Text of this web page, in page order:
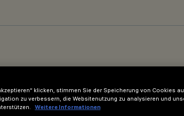
klicken, stimmen Sie der Speicherung von Cookies
zu verbessern, die Websitenutzung zu analysieren und
Weitere Informationen